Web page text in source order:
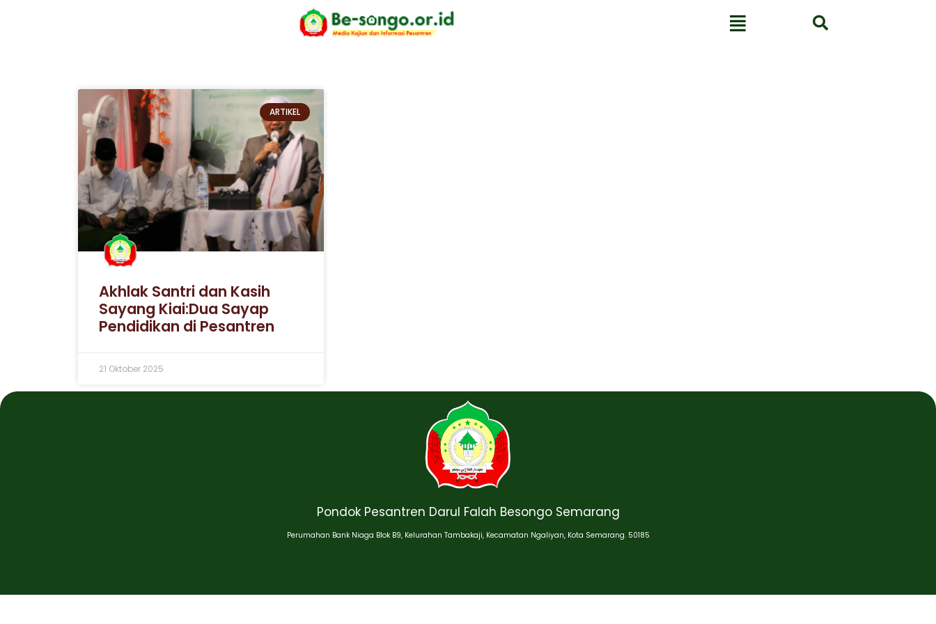
ARTIKEL
Akhlak Santri dan Kasih
Sayang Kiai:Dua Sayap
Pendidikan di Pesantren
21 Oktober 2025
Pondok Pesantren Darul Falah Besongo Semarang
Perumahan Bank Niaga Blok B9, Kelurahan Tambakaji, Kecamatan Ngaliyan, Kota Semarang. 50185